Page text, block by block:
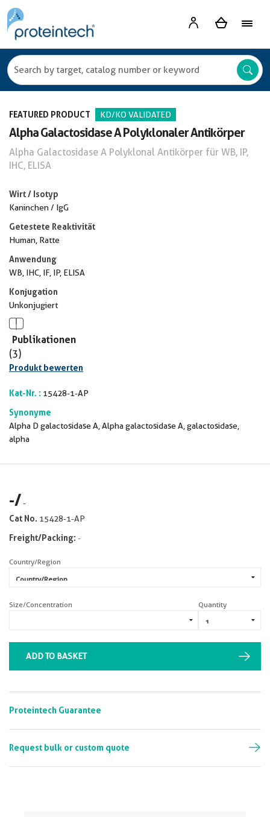
FEATURED PRODUCT KD/KO VALIDATED
Alpha Galactosidase A Polyklonaler Antikörper
Alpha Galactosidase A Polyklonal Antikörper für WB, IP,
IHC, ELISA
Wirt / Isotyp
Kaninchen / IgG
Getestete Reaktivität
Human, Ratte
Anwendung
WB, IHC, IF, IP, ELISA
Konjugation
Unkonjugiert
Publikationen
(3)
Produkt bewerten
Kat-Nr. : 15428-1-AP
Synonyme
Alpha D galactosidase A, Alpha galactosidase A, galactosidase,
alpha
-/-
Cat No. 15428-1-AP
Freight/Packing: -
Country/Region
Size/Concentration Quantity
ADD TO BASKET
Proteintech Guarantee
Request bulk or custom quote